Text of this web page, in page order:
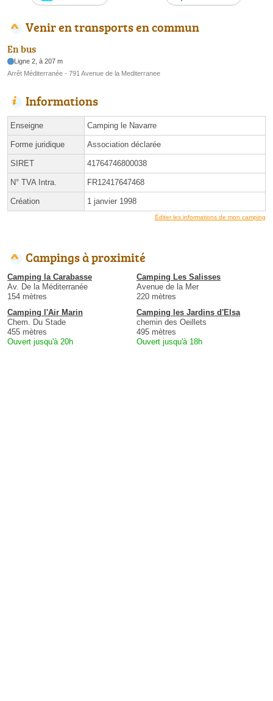
Venir en transports en commun
En bus
Ligne 2, à 207 m
Arrêt Méditerranée - 791 Avenue de la Mediterranee
Informations
Enseigne Camping le Navarre
Forme juridique Association déclarée
SIRET 41764746800038
N° TVA Intra. FR12417647468
Création 1 janvier 1998
Éditer les informations de mon camping
Campings à proximité
Camping la Carabasse
Av. De la Méditerranée
154 mètres
Camping Les Salisses
Avenue de la Mer
220 mètres
Camping l'Air Marin
Chem. Du Stade
455 mètres
Ouvert jusqu'à 20h
Camping les Jardins d'Elsa
chemin des Oeillets
495 mètres
Ouvert jusqu'à 18h